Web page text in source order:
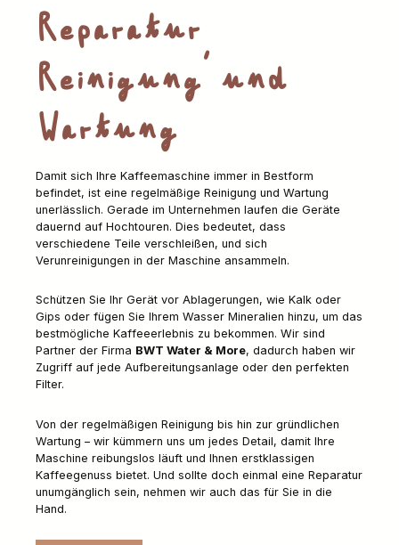
Reparatur,
Reinigung und
Wartung
Damit sich Ihre Kaffeemaschine immer in Bestform
befindet, ist eine regelmäßige Reinigung und Wartung
unerlässlich. Gerade im Unternehmen laufen die Geräte
dauernd auf Hochtouren. Dies bedeutet, dass
verschiedene Teile verschleißen, und sich
Verunreinigungen in der Maschine ansammeln.
Schützen Sie Ihr Gerät vor Ablagerungen, wie Kalk oder
Gips oder fügen Sie Ihrem Wasser Mineralien hinzu, um das
bestmögliche Kaffeeerlebnis zu bekommen. Wir sind
Partner der Firma BWT Water & More, dadurch haben wir
Zugriff auf jede Aufbereitungsanlage oder den perfekten
Filter.
Von der regelmäßigen Reinigung bis hin zur gründlichen
Wartung – wir kümmern uns um jedes Detail, damit Ihre
Maschine reibungslos läuft und Ihnen erstklassigen
Kaffeegenuss bietet. Und sollte doch einmal eine Reparatur
unumgänglich sein, nehmen wir auch das für Sie in die
Hand.